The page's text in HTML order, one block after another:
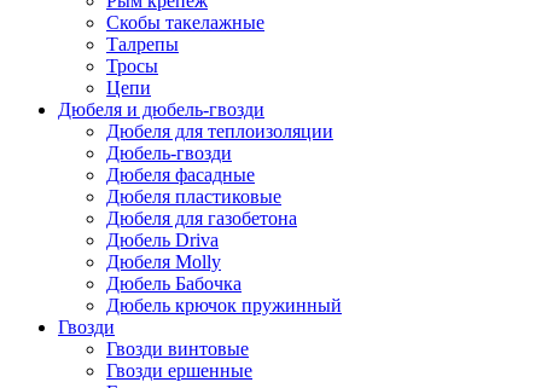
Скобы такелажные
Талрепы
Тросы
Цепи
Дюбеля и дюбель-гвозди
Дюбеля для теплоизоляции
Дюбель-гвозди
Дюбеля фасадные
Дюбеля пластиковые
Дюбеля для газобетона
Дюбель Driva
Дюбеля Molly
Дюбель Бабочка
Дюбель крючок пружинный
Гвозди
Гвозди винтовые
Гвозди ершенные